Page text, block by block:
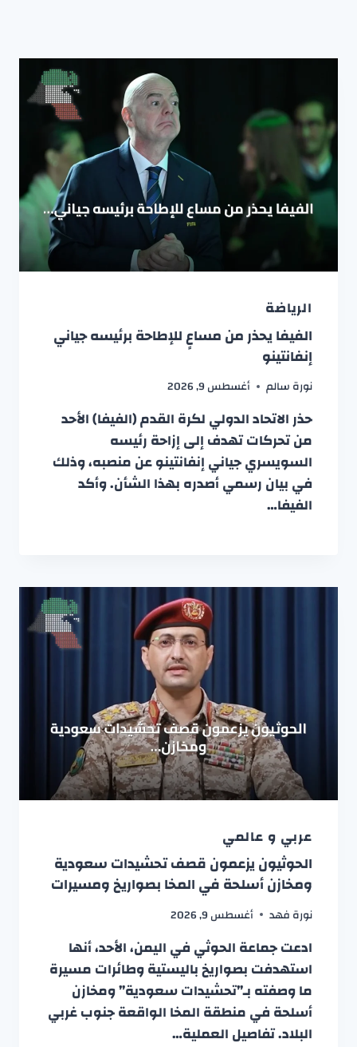
الرياضة
الفيفا يحذر من مساعٍ للإطاحة برئيسه جياني
إنفانتينو
نورة سالم أغسطس 9, 2026
حذر الاتحاد الدولي لكرة القدم (الفيفا) الأحد
من تحركات تهدف إلى إزاحة رئيسه
السويسري جياني إنفانتينو عن منصبه، وذلك
في بيان رسمي أصدره بهذا الشأن. وأكد
الفيفا…
عربي و عالمي
الحوثيون يزعمون قصف تحشيدات سعودية
ومخازن أسلحة في المخا بصواريخ ومسيرات
نورة فهد أغسطس 9, 2026
ادعت جماعة الحوثي في اليمن، الأحد، أنها
استهدفت بصواريخ باليستية وطائرات مسيرة
ما وصفته بـ”تحشيدات سعودية” ومخازن
أسلحة في منطقة المخا الواقعة جنوب غربي
البلاد. تفاصيل العملية…